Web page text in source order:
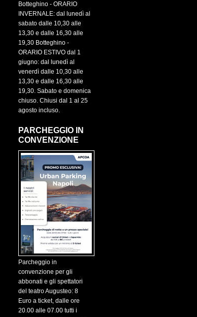
Botteghino - ORARIO
INVERNALE: dal lunedì al
sabato dalle 10,30 alle
13,30 e dalle 16,30 alle
19,30 Botteghino -
ORARIO ESTIVO dal 1
giugno: dal lunedì al
venerdì dalle 10,30 alle
13,30 e dalle 16,30 alle
19,30. Sabato e domenica
chiuso. Chiusi dal 1 al 25
agosto incluso.
PARCHEGGIO IN
CONVENZIONE
Parcheggio in
convenzione per gli
abbonati e gli spettatori
del teatro Augusteo: 8
Euro a ticket, dalle ore
20.00 alle 07.00 tutti i